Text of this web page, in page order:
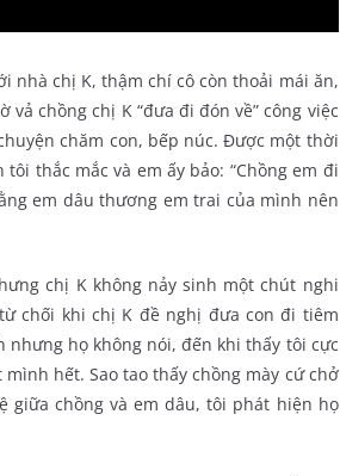
nhà chị K, thậm chí cô còn thoải mái ăn,
chồng chị K “đưa đi đón về” công việc
chăm con, bếp núc. Được một thời
thắc mắc và em ấy bảo: “Chồng em đi
em dâu thương em trai của mình nên
chị K không nảy sinh một chút nghi
chối khi chị K đề nghị đưa con đi tiêm
nhưng họ không nói, đến khi thấy tôi cực
hết. Sao tao thấy chồng mày cứ chở
giữa chồng và em dâu, tôi phát hiện họ